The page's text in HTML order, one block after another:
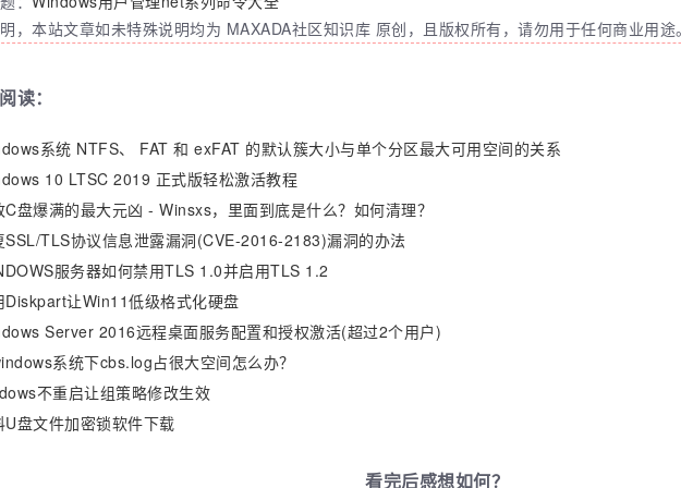
，本站文章如未特殊说明均为 MAXADA社区知识库 原创，且版权所有，请勿用于任何商业用途
读：
系统 NTFS、 FAT 和 exFAT 的默认簇大小与单个分区最大可用空间的关系
10 LTSC 2019 正式版轻松激活教程
C盘爆满的最大元凶 - Winsxs，里面到底是什么？如何清理？
SSL/TLS协议信息泄露漏洞(CVE-2016-2183)漏洞的办法
服务器如何禁用TLS 1.0并启用TLS 1.2
Diskpart让Win11低级格式化硬盘
Server 2016远程桌面服务配置和授权激活(超过2个用户)
系统下cbs.log占很大空间怎么办？
不重启让组策略修改生效
U盘文件加密锁软件下载
看完后感想如何？